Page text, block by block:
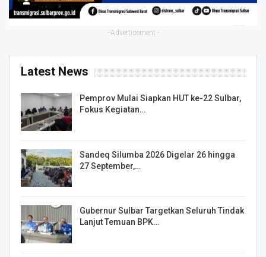
- Advertisement -
Latest News
Pemprov Mulai Siapkan HUT ke-22 Sulbar,
Fokus Kegiatan…
Sandeq Silumba 2026 Digelar 26 hingga
27 September,…
Gubernur Sulbar Targetkan Seluruh Tindak
Lanjut Temuan BPK…